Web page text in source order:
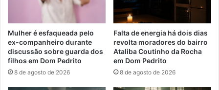
Mulher é esfaqueada pelo
ex-companheiro durante
discussão sobre guarda dos
filhos em Dom Pedrito
8 de agosto de 2026
Falta de energia há dois dias
revolta moradores do bairro
Ataliba Coutinho da Rocha
em Dom Pedrito
8 de agosto de 2026